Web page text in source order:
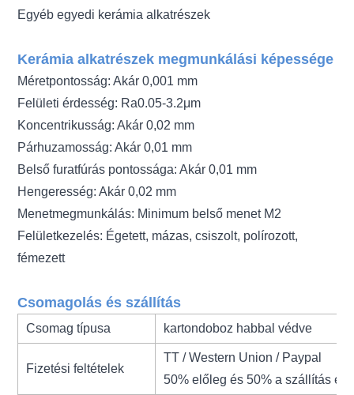
Egyéb egyedi kerámia alkatrészek
Kerámia alkatrészek megmunkálási képessége
Méretpontosság: Akár 0,001 mm
Felületi érdesség: Ra0.05-3.2μm
Koncentrikusság: Akár 0,02 mm
Párhuzamosság: Akár 0,01 mm
Belső furatfúrás pontossága: Akár 0,01 mm
Hengeresség: Akár 0,02 mm
Menetmegmunkálás: Minimum belső menet M2
Felületkezelés: Égetett, mázas, csiszolt, polírozott,
fémezett
Csomagolás és szállítás
Csomag típusa kartondoboz habbal védve
Fizetési feltételek
TT / Western Union / Paypal
50% előleg és 50% a szállítás